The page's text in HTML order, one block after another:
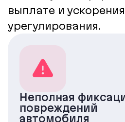
выплате и
урегулирования.
Неполная
повреждений
автомобиля